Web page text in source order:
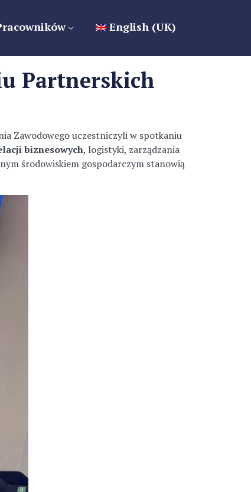
English (UK)
Partnerskich
Zawodowego uczestniczyli w spotkaniu
biznesowych, logistyki, zarządzania
środowiskiem gospodarczym stanowią